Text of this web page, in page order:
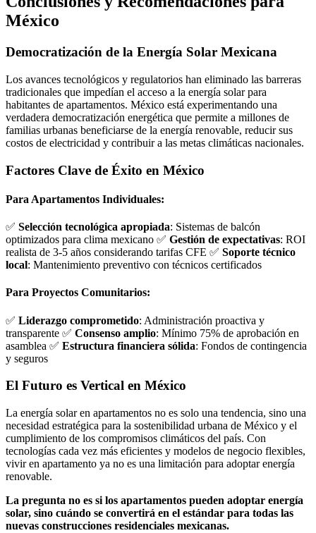
México
Democratización de la Energía Solar Mexicana
Los avances tecnológicos y regulatorios han eliminado las barreras
tradicionales que impedían el acceso a la energía solar para
habitantes de apartamentos. México está experimentando una
verdadera democratización energética que permite a millones de
familias urbanas beneficiarse de la energía renovable, reducir sus
costos de electricidad y contribuir a las metas climáticas nacionales.
Factores Clave de Éxito en México
Para Apartamentos Individuales:
✅ Selección tecnológica apropiada: Sistemas de balcón
optimizados para clima mexicano ✅ Gestión de expectativas: ROI
realista de 3-5 años considerando tarifas CFE ✅ Soporte técnico
local: Mantenimiento preventivo con técnicos certificados
Para Proyectos Comunitarios:
✅ Liderazgo comprometido: Administración proactiva y
transparente ✅ Consenso amplio: Mínimo 75% de aprobación en
asamblea ✅ Estructura financiera sólida: Fondos de contingencia
y seguros
El Futuro es Vertical en México
La energía solar en apartamentos no es solo una tendencia, sino una
necesidad estratégica para la sostenibilidad urbana de México y el
cumplimiento de los compromisos climáticos del país. Con
tecnologías cada vez más eficientes y modelos de negocio flexibles,
vivir en apartamento ya no es una limitación para adoptar energía
renovable.
La pregunta no es si los apartamentos pueden adoptar energía
solar, sino cuándo se convertirá en el estándar para todas las
nuevas construcciones residenciales mexicanas.